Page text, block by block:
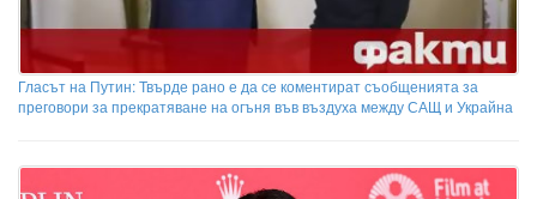
Гласът на Путин: Твърде рано е да се коментират съобщенията за
преговори за прекратяване на огъня във въздуха между САЩ и Украйна